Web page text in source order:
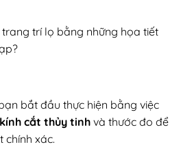
trí lọ bằng những họa tiết
bắt đầu thực hiện bằng việc
kính cắt thủy tinh và thước đo để
chính xác.